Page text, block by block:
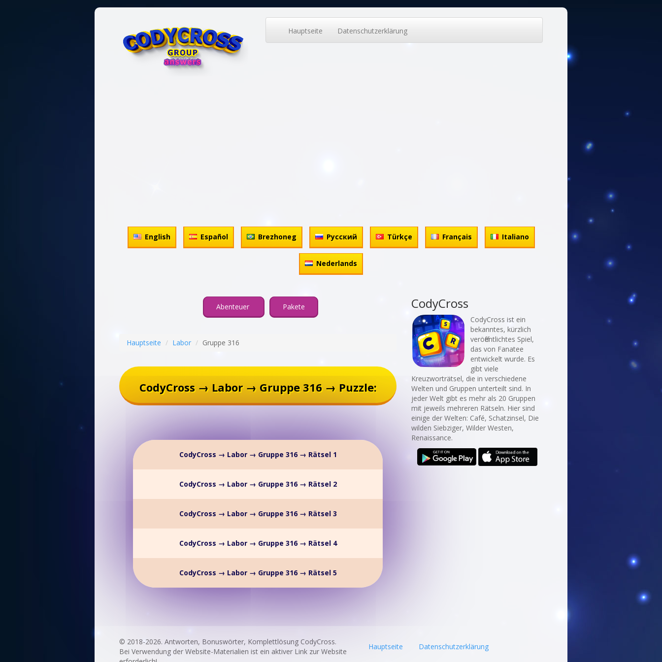
Hauptseite Datenschutzerklärung
English Español Brezhoneg Русский Türkçe Français Italiano
Nederlands
Abenteuer Pakete
Hauptseite Labor Gruppe 316
CodyCross → Labor → Gruppe 316 → Puzzle:
CodyCross → Labor → Gruppe 316 → Rätsel 1
CodyCross → Labor → Gruppe 316 → Rätsel 2
CodyCross → Labor → Gruppe 316 → Rätsel 3
CodyCross → Labor → Gruppe 316 → Rätsel 4
CodyCross → Labor → Gruppe 316 → Rätsel 5
CodyCross
CodyCross ist ein
bekanntes, kürzlich
veröffentlichtes Spiel,
das von Fanatee
entwickelt wurde. Es
gibt viele
Kreuzworträtsel, die in verschiedene
Welten und Gruppen unterteilt sind. In
jeder Welt gibt es mehr als 20 Gruppen
mit jeweils mehreren Rätseln. Hier sind
einige der Welten: Café, Schatzinsel, Die
wilden Siebziger, Wilder Westen,
Renaissance.
Hauptseite Datenschutzerklärung
© 2018-2026. Antworten, Bonuswörter, Komplettlösung CodyCross.
Bei Verwendung der Website-Materialien ist ein aktiver Link zur Website